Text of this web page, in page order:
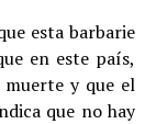
esta barbarie
en este país,
y que el
que no hay